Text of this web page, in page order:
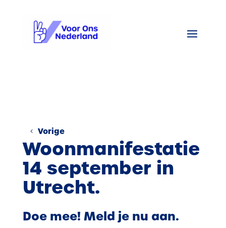
Vorige
Woonmanifestatie
14 september in
Utrecht.
Doe mee! Meld je nu aan.